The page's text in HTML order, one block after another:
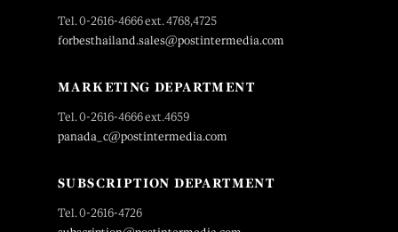
Tel. 0-2616-4666 ext. 4768,4725
forbesthailand.sales@postintermedia.com
MARKETING DEPARTMENT
Tel. 0-2616-4666 ext.4659
panada_c@postintermedia.com
SUBSCRIPTION DEPARTMENT
Tel. 0-2616-4726